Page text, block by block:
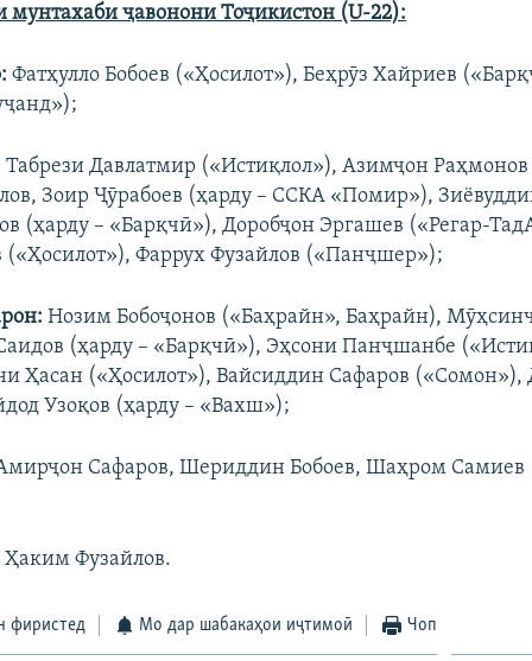
мунтахаби ҷавонони Тоҷикистон (U-22):
Фатҳулло Бобоев («Ҳосилот»), Беҳрӯз Хайриев
Табрези Давлатмир («Истиқлол»), Азимҷон
Зоир Ҷӯрабоев (ҳарду – ССКА «Помир»),
(ҳарду – «Барқчӣ»), Доробҷон Эргашев («Регар-
(«Ҳосилот»), Фаррух Фузайлов («Панҷшер»);
Нозим Бобоҷонов («Баҳрайн», Баҳрайн),
(ҳарду – «Барқчӣ»), Эҳсони Панҷшанбе
Ҳасан («Ҳосилот»), Вайсиддин Сафаров («Сомон»),
Узоқов (ҳарду – «Вахш»);
Сафаров, Шериддин Бобоев, Шаҳром Самиев
Фузайлов.
фиристед Мо дар шабакаҳои иҷтимоӣ Чоп